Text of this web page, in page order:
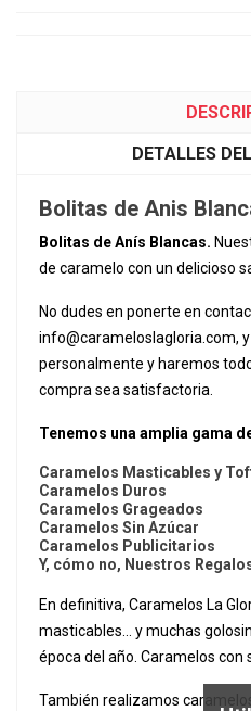
DETALLES
Bolitas de Anis
Bolitas de Anís Blancas.
de caramelo con un delicioso
No dudes en ponerte en
info@carameloslagloria.com,
personalmente y haremos
compra sea satisfactoria.
Tenemos una amplia gama
Caramelos Masticables y
Caramelos Duros
Caramelos Grageados
Caramelos Sin Azúcar
Caramelos Publicitarios
Y, cómo no, Nuestros
En definitiva, Caramelos La
masticables... y muchas
época del año. Caramelos
También realizamos